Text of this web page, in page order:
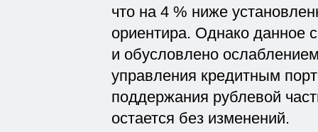
что на 4 % ниже
ориентира. Однако данное
и обусловлено
управления кредитным
поддержания рублевой
остается без изменений.